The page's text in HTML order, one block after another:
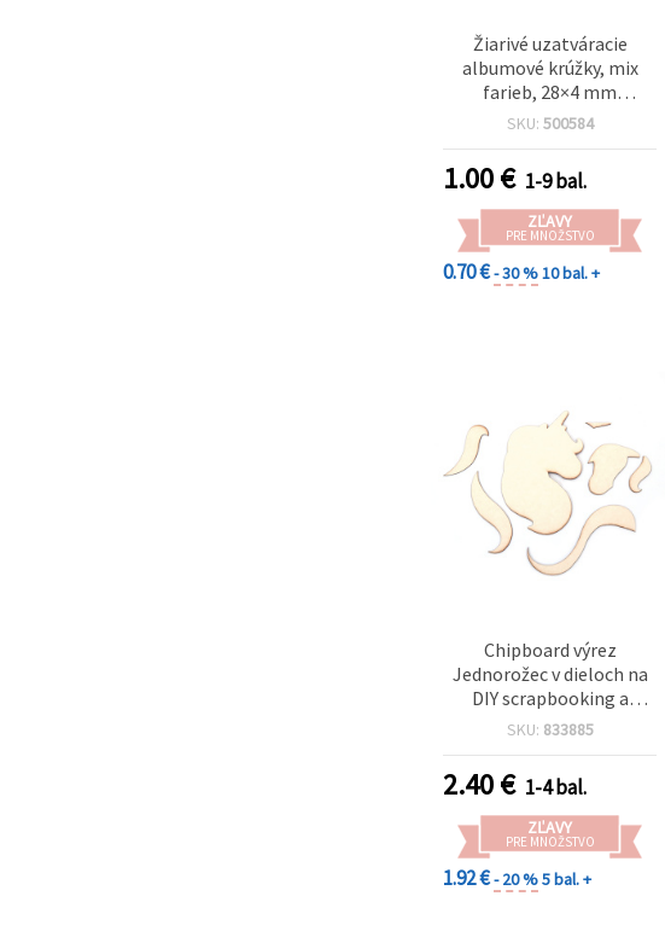
Žiarivé uzatváracie
albumové krúžky, mix
farieb, 28×4 mm
(vnútorný priemer 18
a odolné konektory na
albumy, denníky,
scrapbooking a hobby
tvorenie
SKU: 500584
1.00€ 1-9 bal.
ZĽAVY
PRE MNOŽSTVO
0.70 €- 30 %10 bal. +
Chipboard výrez
Jednorožec v dieloch na
DIY scrapbooking a
albumy, 13x19 cm
SKU: 833885
2.40€ 1-4 bal.
ZĽAVY
PRE MNOŽSTVO
1.92 €- 20 %5 bal. +